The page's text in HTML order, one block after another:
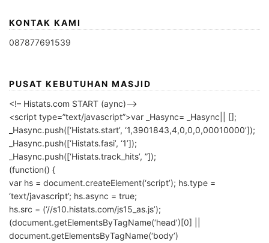
KONTAK KAMI
087877691539
PUSAT KEBUTUHAN MASJID
<!– Histats.com START (aync)–>
<script type=”text/javascript”>var _Hasync= _Hasync|| [];
_Hasync.push([‘Histats.start’, ‘1,3901843,4,0,0,0,00010000’]);
_Hasync.push([‘Histats.fasi’, ‘1’]);
_Hasync.push([‘Histats.track_hits’, ”]);
(function() {
var hs = document.createElement(‘script’); hs.type =
‘text/javascript’; hs.async = true;
hs.src = (‘//s10.histats.com/js15_as.js’);
(document.getElementsByTagName(‘head’)[0] ||
document.getElementsByTagName(‘body’)